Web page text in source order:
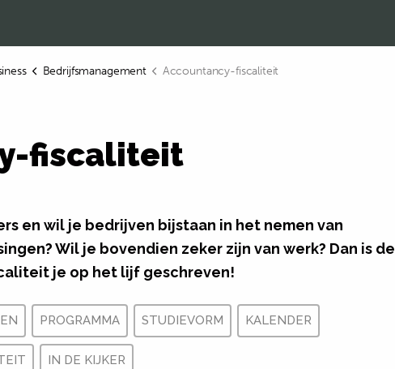
Bedrijfsmanagement Accountancy-fiscaliteit
fiscaliteit
en wil je bedrijven bijstaan in het nemen van
Wil je bovendien zeker zijn van werk? Dan is de
je op het lijf geschreven!
PROGRAMMA STUDIEVORM KALENDER
IN DE KIJKER